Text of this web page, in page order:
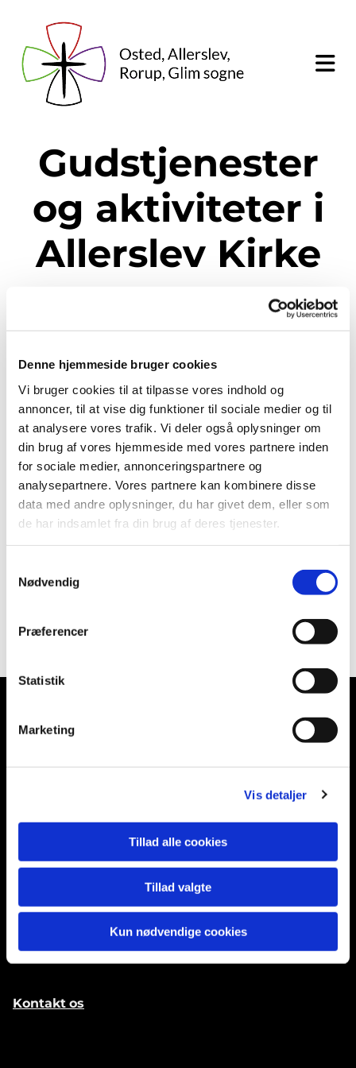
Denne hjemmeside bruger cookies
Vi bruger cookies til at tilpasse vores indhold og
annoncer, til at vise dig funktioner til sociale medier og til
at analysere vores trafik. Vi deler også oplysninger om
din brug af vores hjemmeside med vores partnere inden
for sociale medier, annonceringspartnere og
analysepartnere. Vores partnere kan kombinere disse
data med andre oplysninger, du har givet dem, eller som
de har indsamlet fra din brug af deres tjenester.
Nødvendig
Præferencer
Statistik
Marketing
Vis detaljer
Tillad alle cookies
Tillad valgte
Kun nødvendige cookies
Gudstjenester
og aktiviteter i
Allerslev Kirke
Menighedsrådet inviterer på kaffe efter
Kirkekontoret
Åbent for besøgende tirsdage 9-14 og
93984320
kamc@km.dk
Kontakt os